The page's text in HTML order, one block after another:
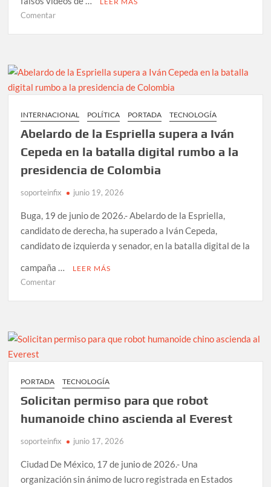
Comentaren
videos
IA
sexualizan
a
falsas
del
Mundial
INTERNACIONAL POLÍTICA PORTADA TECNOLOGÍA
Abelardo de la Espriella supera a Iván
Cepeda en la batalla digital rumbo a la
presidencia de Colombia
soporteinfix junio 19, 2026
Buga, 19 de junio de 2026.- Abelardo de la Espriella,
candidato de derecha, ha superado a Iván Cepeda,
candidato de izquierda y senador, en la batalla digital de la
campaña …
LEER MÁS
Comentaren
Espriella
a
Cepeda
en
la
digital
a
la
PORTADA TECNOLOGÍA
Solicitan permiso para que robot
humanoide chino ascienda al Everest
soporteinfix junio 17, 2026
Ciudad De México, 17 de junio de 2026.- Una
organización sin ánimo de lucro registrada en Estados